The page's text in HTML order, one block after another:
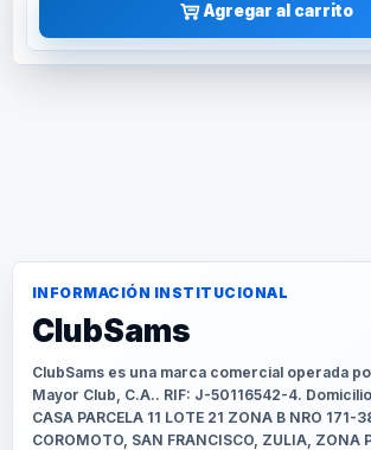
Agregar al carrito
INFORMACIÓN INSTITUCIONAL
ClubSams
ClubSams es una marca comercial operada
Mayor Club, C.A.. RIF: J-50116542-4.
CASA PARCELA 11 LOTE 21 ZONA B NRO 171-
COROMOTO, SAN FRANCISCO, ZULIA, ZONA